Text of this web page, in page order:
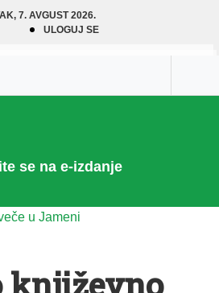
7. AVGUST 2026.
ULOGUJ SE
se na e-izdanje